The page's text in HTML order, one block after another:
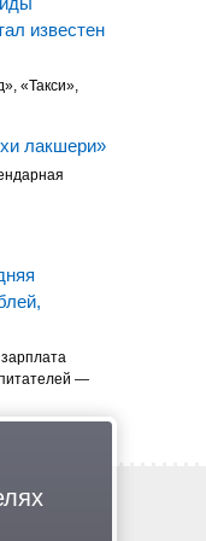
известен
«Такси»,
лакшери»
—
данных